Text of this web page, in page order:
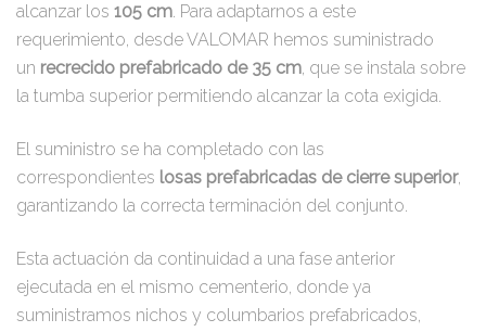
alcanzar los 105 cm. Para adaptarnos a este
requerimiento, desde VALOMAR hemos suministrado
un recrecido prefabricado de 35 cm, que se instala sobre
la tumba superior permitiendo alcanzar la cota exigida.
El suministro se ha completado con las
correspondientes losas prefabricadas de cierre superior,
garantizando la correcta terminación del conjunto.
Esta actuación da continuidad a una fase anterior
ejecutada en el mismo cementerio, donde ya
suministramos nichos y columbarios prefabricados,